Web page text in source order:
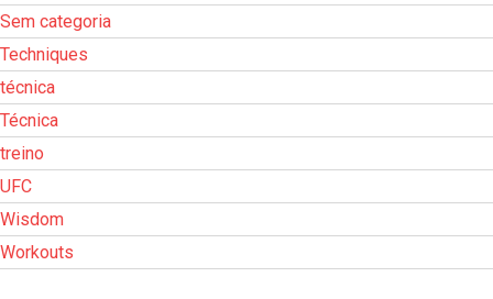
Sem categoria
Techniques
técnica
Técnica
treino
UFC
Wisdom
Workouts